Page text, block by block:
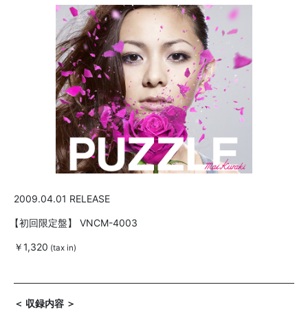
2009.04.01 RELEASE
【初回限定盤】 VNCM-4003
￥1,320 (tax in)
＜ 収録内容 ＞